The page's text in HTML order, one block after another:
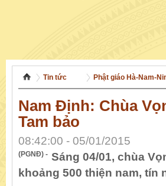
Tin tức Phật giáo Hà-Nam-
Nam Định: Chùa
Tam bảo
08:42:00 - 05/01/2015
(PGNĐ) - Sáng 04/01, chùa
khoảng 500 thiện nam,